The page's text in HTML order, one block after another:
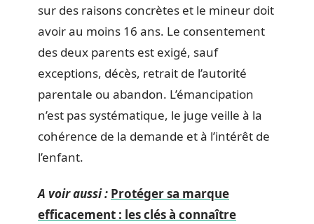
sur des raisons concrètes et le mineur doit
avoir au moins 16 ans. Le consentement
des deux parents est exigé, sauf
exceptions, décès, retrait de l’autorité
parentale ou abandon. L’émancipation
n’est pas systématique, le juge veille à la
cohérence de la demande et à l’intérêt de
l’enfant.
A voir aussi : Protéger sa marque
efficacement : les clés à connaître